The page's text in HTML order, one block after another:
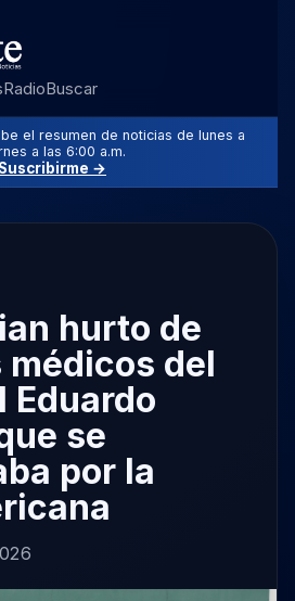
RadioBuscar
el resumen de noticias de lunes a
a las 6:00 a.m.
Suscribirme →
hurto de
médicos del
Eduardo
se
por la